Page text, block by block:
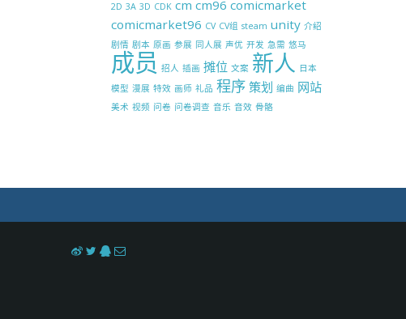
2D 3A 3D CDK cm cm96 comicmarket
comicmarket96 CV CV组 steam unity 介绍
剧情 剧本 原画 参展 同人展 声优 开发 急需 悠马
成员 招人 插画 摊位 文案 新人 日本
模型 漫展 特效 画师 礼品 程序 策划 编曲 网站
美术 视频 问卷 问卷调查 音乐 音效 骨骼